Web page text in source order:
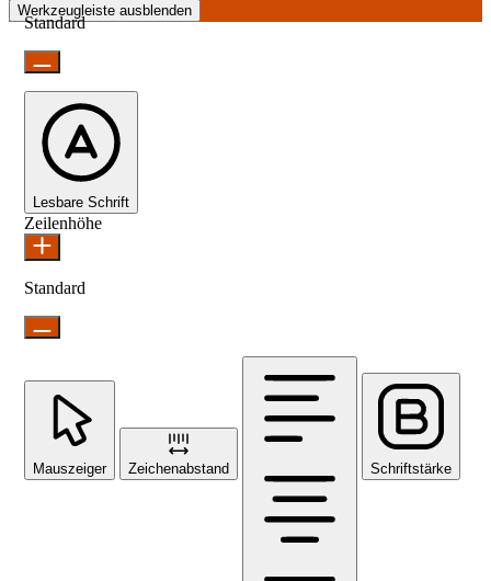
Werkzeugleiste ausblenden
Standard
Lesbare Schrift
Zeilenhöhe
Standard
Mauszeiger Zeichenabstand Schriftstärke